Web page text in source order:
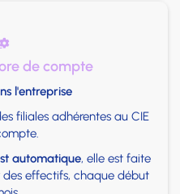
de compte
l'entreprise
filiales adhérentes au CIE
automatique, elle est faite
effectifs, chaque début